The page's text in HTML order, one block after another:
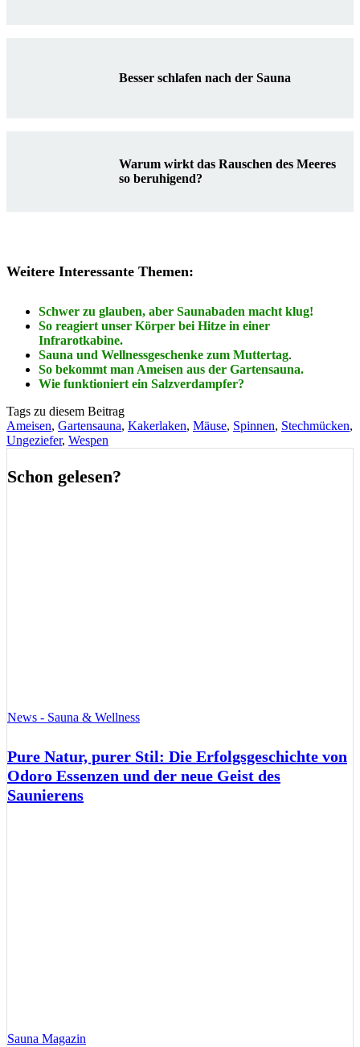
Besser schlafen nach der Sauna
Warum wirkt das Rauschen des Meeres
so beruhigend?
Weitere Interessante Themen:
Schwer zu glauben, aber Saunabaden macht klug!
So reagiert unser Körper bei Hitze in einer
Infrarotkabine.
Sauna und Wellnessgeschenke zum Muttertag.
So bekommt man Ameisen aus der Gartensauna.
Wie funktioniert ein Salzverdampfer?
Tags zu diesem Beitrag
Ameisen, Gartensauna, Kakerlaken, Mäuse, Spinnen, Stechmücken,
Ungeziefer, Wespen
Schon gelesen?
News - Sauna & Wellness
Pure Natur, purer Stil: Die Erfolgsgeschichte von
Odoro Essenzen und der neue Geist des
Saunierens
Sauna Magazin